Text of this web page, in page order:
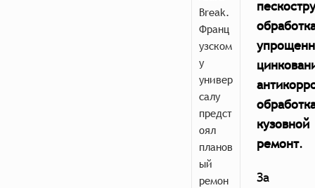
Break.
Франц
узском
у
универ
салу
предст
оял
планов
ый
ремон
кузовной
ремонт.
За